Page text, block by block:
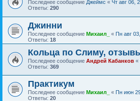
Последнее сообщение Джеймс « Чт авг 06,
Ответы: 290
Джинни
Последнее сообщение Михаил_ « Пн авг
Ответы: 18
Кольца по Слиму,
Последнее сообщение Андрей Кабанков «
Ответы: 369
Практикум
Последнее сообщение Михаил_ « Пн июн
Ответы: 20